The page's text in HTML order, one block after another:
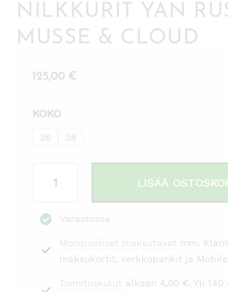
NILKKURIT YAN
MUSSE & CLOUD
125,00 €
KOKO
36 38
Musse
Cloud
määrä
LISÄÄ
Varastossa
Monipuoliset maksutavat mm.
maksukortit, verkkopankit ja
Toimituskulut alkaen 4,90 €. Yli